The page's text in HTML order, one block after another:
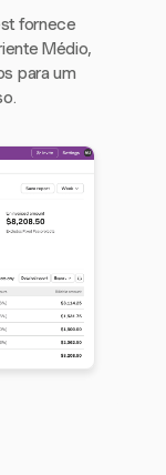
fornece
Médio,
para um